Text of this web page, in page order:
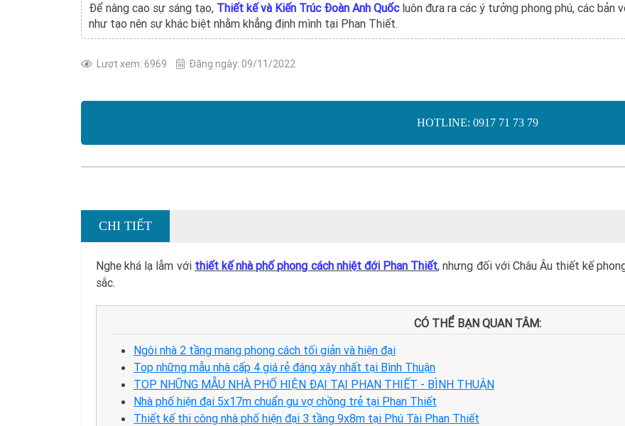
Để nâng cao sự sáng tạo, Thiết kế và Kiến Trúc Đoàn Anh Quốcluôn đưa ra các ý tưởng phong phú, các bản
như tạo nên sự khác biệt nhằm khẳng định mình tại Phan Thiết.
Lượt xem: 6969 Đăng ngày: 09/11/2022
HOTLINE: 0917 71 73 79
CHI TIẾT
Nghe khá lạ lẫm với thiết kế nhà phố phong cách nhiệt đới Phan Thiết, nhưng đối với Châu Âu thiết kế
sắc.
CÓ THỂ BẠN QUAN TÂM:
Ngôi nhà 2 tầng mang phong cách tối giản và hiện đại
Top những mẫu nhà cấp 4 giá rẻ đáng xây nhất tại Bình Thuận
TOP NHỮNG MẪU NHÀ PHỐ HIỆN ĐẠI TẠI PHAN THIẾT - BÌNH THUẬN
Nhà phố hiện đại 5x17m chuẩn gu vợ chồng trẻ tại Phan Thiết
Thiết kế thi công nhà phố hiện đại 3 tầng 9x8m tại Phú Tài Phan Thiết